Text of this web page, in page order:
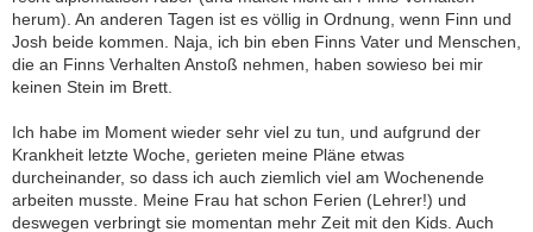
herum). An anderen Tagen ist es völlig in Ordnung, wenn Finn und
Josh beide kommen. Naja, ich bin eben Finns Vater und Menschen,
die an Finns Verhalten Anstoß nehmen, haben sowieso bei mir
keinen Stein im Brett.
Ich habe im Moment wieder sehr viel zu tun, und aufgrund der
Krankheit letzte Woche, gerieten meine Pläne etwas
durcheinander, so dass ich auch ziemlich viel am Wochenende
arbeiten musste. Meine Frau hat schon Ferien (Lehrer!) und
deswegen verbringt sie momentan mehr Zeit mit den Kids. Auch